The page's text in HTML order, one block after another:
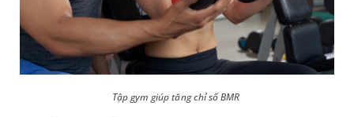
Tập gym giúp tăng chỉ số BMR